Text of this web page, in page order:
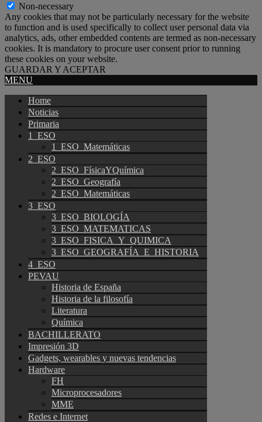
Non-necessary
Any cookies that may not be particularly necessary for the website
to function and is used specifically to collect user personal data via
analytics, ads, other embedded contents are termed as non-necessary
cookies. It is mandatory to procure user consent prior to running
these cookies on your website.
GUARDAR Y ACEPTAR
MENU
Home
Noticias
Primaria
1_ESO
1_ESO_Matemáticas
2_ESO
2_ESO_FísicaYQuímica
2_ESO_Geografía
2_ESO_Matemáticas
3_ESO
3_ESO_BIOLOGÍA
3_ESO_MATEMATICAS
3_ESO_FISICA_Y_QUIMICA
3_ESO_GEOGRAFÍA_E_HISTORIA
4_ESO
PEVAU
Historia de España
Historia de la filosofía
Literatura
Química
BACHILLERATO
Impresión 3D
Gadgets, wearables y nuevas tendencias
Hardware
FH
Microprocesadores
MME
Redes e Internet